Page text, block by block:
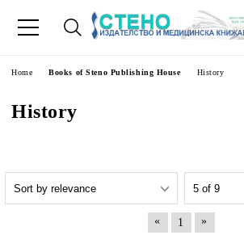
Home Books of Steno Publishing House History
History
« 1 »